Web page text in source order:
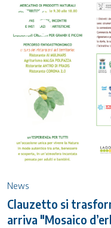
26
Luglio 2026
News
Clauzetto si
arriva "Mosaico